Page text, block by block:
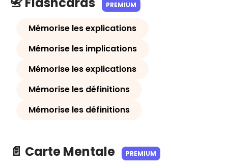
PREMIUM
Mémorise les explications
Mémorise les implications
Mémorise les explications
Mémorise les définitions
Mémorise les définitions
📄 Carte Mentale PREMIUM